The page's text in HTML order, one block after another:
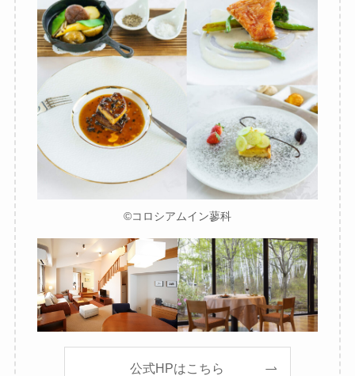
©コロシアムイン蓼科
公式HPはこちら